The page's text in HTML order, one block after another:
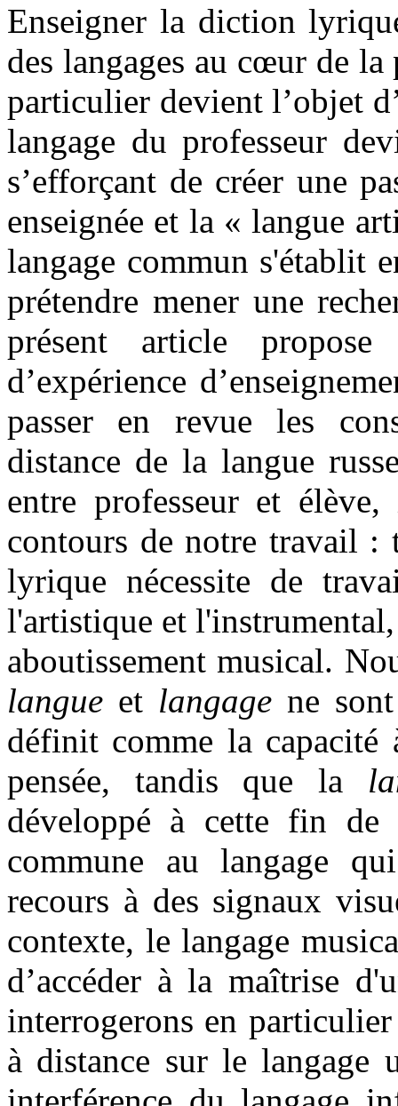
Enseigner la diction
des langages au cœur de
particulier devient l’objet
langage du professeur
s’efforçant de créer une
enseignée et la « langue
langage commun s'établit
prétendre mener une
présent article
d’expérience
passer en revue les
distance de la langue
entre professeur et
contours de notre travail :
lyrique nécessite de
l'artistique et
aboutissement musical.
langue et langagene
définit comme la capacité
pensée, tandis que la
développé à cette fin de
commune au langage
recours à des signaux
contexte, le langage
d’accéder à la maîtrise
interrogerons en
à distance sur le langage